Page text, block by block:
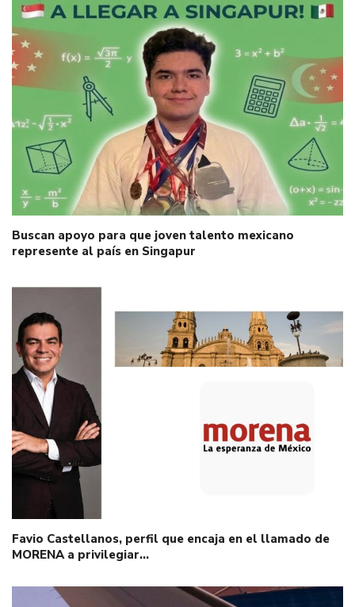
Buscan apoyo para que joven talento mexicano
represente al país en Singapur
Favio Castellanos, perfil que encaja en el llamado de
MORENA a privilegiar…